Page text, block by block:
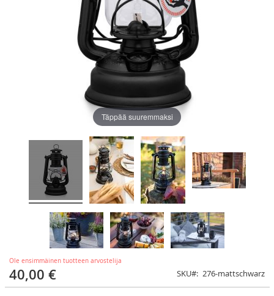
Ole ensimmäinen tuotteen arvostelija
40,00 € SKU 276-mattschwarz
Täppää suuremmaksi